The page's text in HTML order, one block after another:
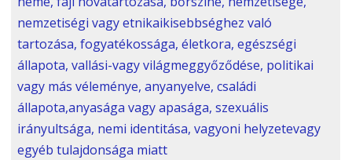
nemzetiségi vagy etnikaikisebbséghez való
tartozása, fogyatékossága, életkora, egészségi
állapota, vallási-vagy világmeggyőződése, politikai
vagy más véleménye, anyanyelve, családi
állapota,anyasága vagy apasága, szexuális
irányultsága, nemi identitása, vagyoni helyzetevagy
egyéb tulajdonsága miatt